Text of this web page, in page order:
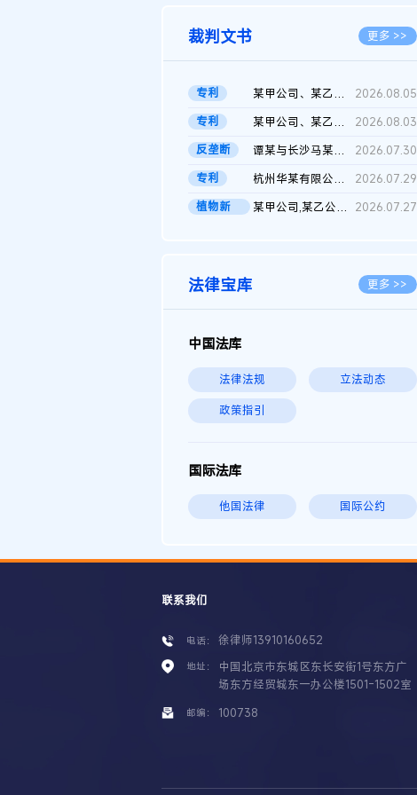
裁判文书 更多 >>
专利 某甲公司、某乙公司、某丙公司申请诉前行为保全复议裁定书
2026.08.05
专利
某甲公司、某乙公司、官某与某丙公司专利申请权权属纠纷 二审判决...
2026.08.03
反垄断
谭某与长沙马某堆农产品股份有限公司滥用市场支配地位纠纷二审裁...
2026.07.30
专利
杭州华某有限公司与菲某有限公司侵害发明专利权纠纷
2026.07.29
植物新
某甲公司,某乙公司,某门市部,某丙公司植物新品种临时保护期使用费... 2026.07.27
法律宝库 更多 >>
中国法库
法律法规 立法动态
政策指引
国际法库
他国法律 国际公约
联系我们
电话： 徐律师13910160652
地址：
中国北京市东城区东长安街1号东方广
场东方经贸城东一办公楼1501-1502室
邮编： 100738